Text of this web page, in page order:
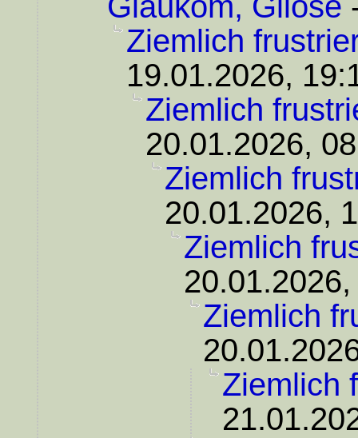
Ziemlich
19.01.2026,
Ziemlich
20.01.2026,
Ziemlich
20.01.2026,
Ziemlich
Ziemlich
Ziemlich